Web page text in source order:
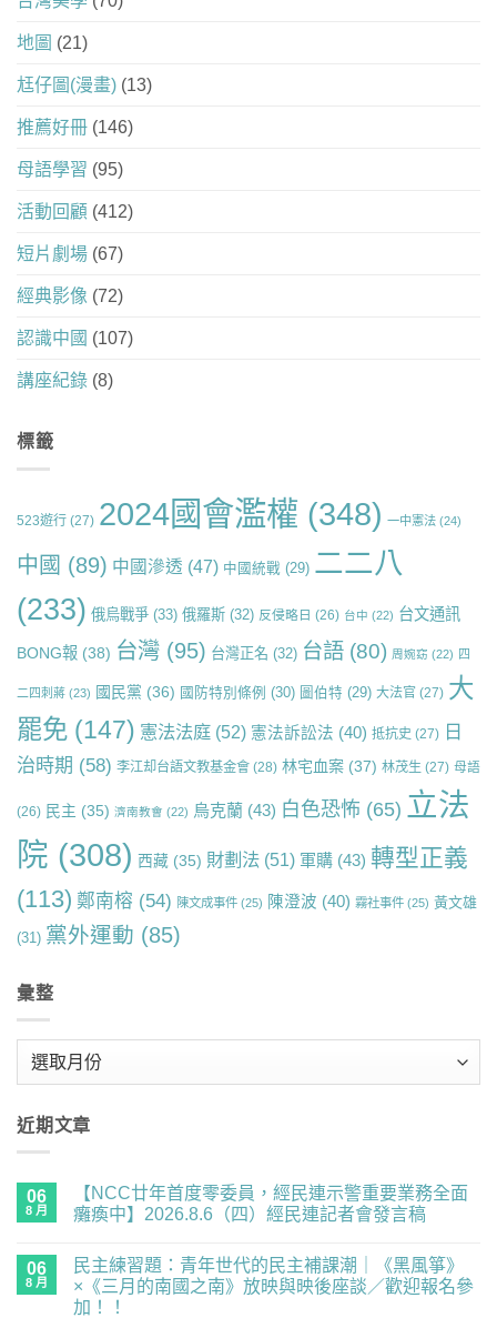
地圖 (21)
尪仔圖(漫畫) (13)
推薦好冊 (146)
母語學習 (95)
活動回顧 (412)
短片劇場 (67)
經典影像 (72)
認識中國 (107)
講座紀錄 (8)
標籤
523遊行 (27) 2024國會濫權 (348) 一中憲法 (24)
中國 (89) 中國滲透 (47) 中國統戰 (29) 二二八
(233) 俄烏戰爭 (33) 俄羅斯 (32) 反侵略日 (26) 台中 (22) 台文通訊
BONG報 (38) 台灣 (95) 台灣正名 (32) 台語 (80) 周婉窈 (22) 四
二四刺蔣 (23) 國民黨 (36) 國防特別條例 (30) 圖伯特 (29) 大法官 (27) 大
罷免 (147) 憲法法庭 (52) 憲法訴訟法 (40) 抵抗史 (27) 日
治時期 (58) 李江却台語文教基金會 (28) 林宅血案 (37) 林茂生 (27) 母語
(26) 民主 (35) 濟南教會 (22) 烏克蘭 (43) 白色恐怖 (65) 立法
院 (308) 西藏 (35) 財劃法 (51) 軍購 (43) 轉型正義
(113) 鄭南榕 (54) 陳文成事件 (25) 陳澄波 (40) 霧社事件 (25) 黃文雄
(31) 黨外運動 (85)
彙整
近期文章
06
8 月
【NCC廿年首度零委員，經民連示警重要業務全面
癱瘓中】2026.8.6（四）經民連記者會發言稿
廿
首
度
留
言
06
8 月
民主練習題：青年世代的民主補課潮｜《黑風箏》
×《三月的南國之南》放映與映後座談／歡迎報名參
加！！